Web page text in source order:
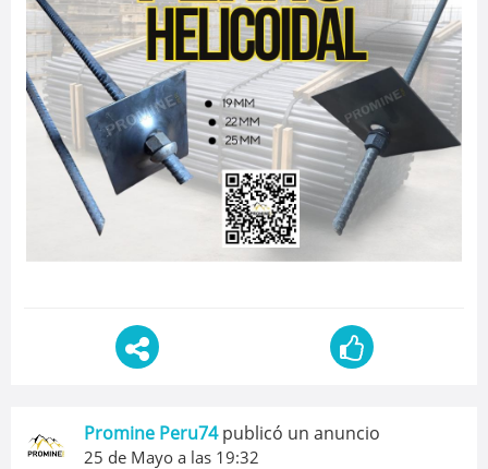
Promine Peru74publicó un anuncio
25 de Mayo a las 19:32